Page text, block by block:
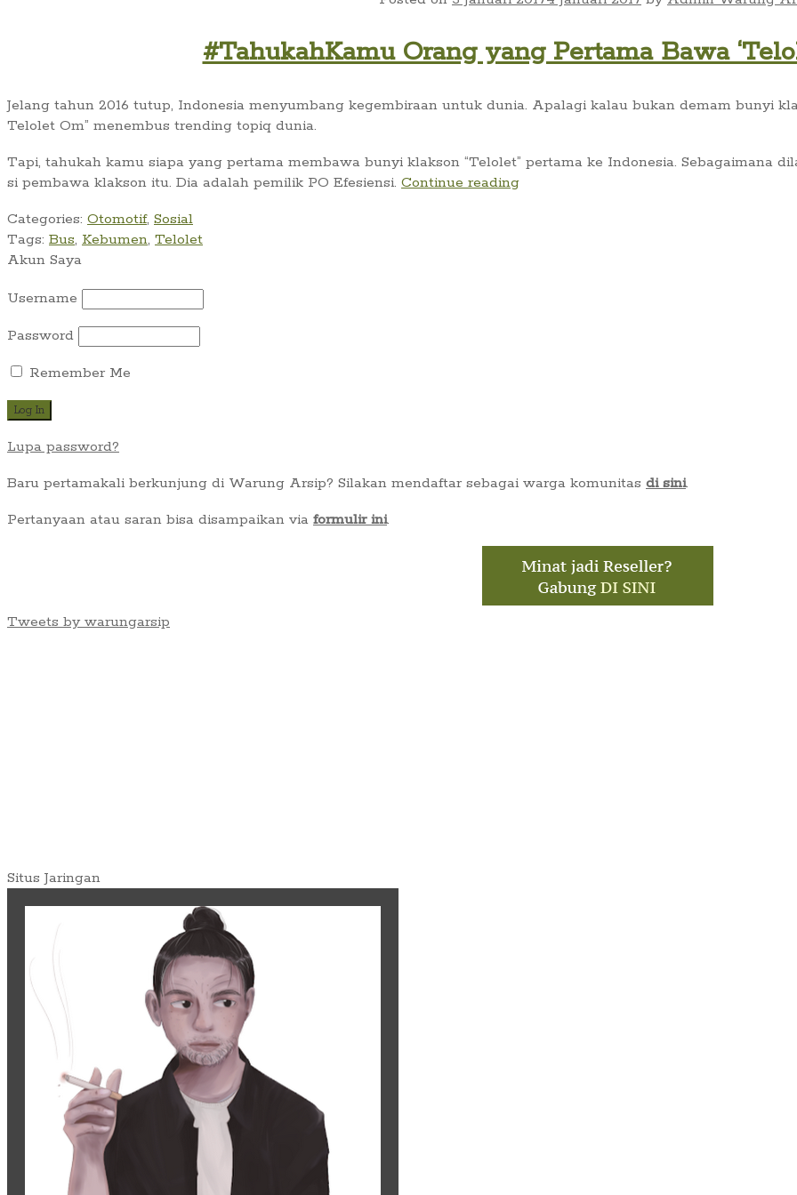
#TahukahKamu Orang yang Pertama Bawa
Jelang tahun 2016 tutup, Indonesia menyumbang kegembiraan untuk dunia. Apalagi kalau bukan demam bunyi
Telolet Om” menembus trending topiq dunia.
Tapi, tahukah kamu siapa yang pertama membawa bunyi klakson “Telolet” pertama ke Indonesia. Sebagaimana
si pembawa klakson itu. Dia adalah pemilik PO Efesiensi. Continue reading#TahukahKamu
Categories: Otomotif, Sosial
Tags: Bus, Kebumen, Telolet
Akun Saya
Username
Password
Remember Me
Lupa password?
Baru pertamakali berkunjung di Warung Arsip? Silakan mendaftar sebagai warga komunitas di sini.
Pertanyaan atau saran bisa disampaikan via formulir ini.
Tweets by warungarsip
Situs Jaringan